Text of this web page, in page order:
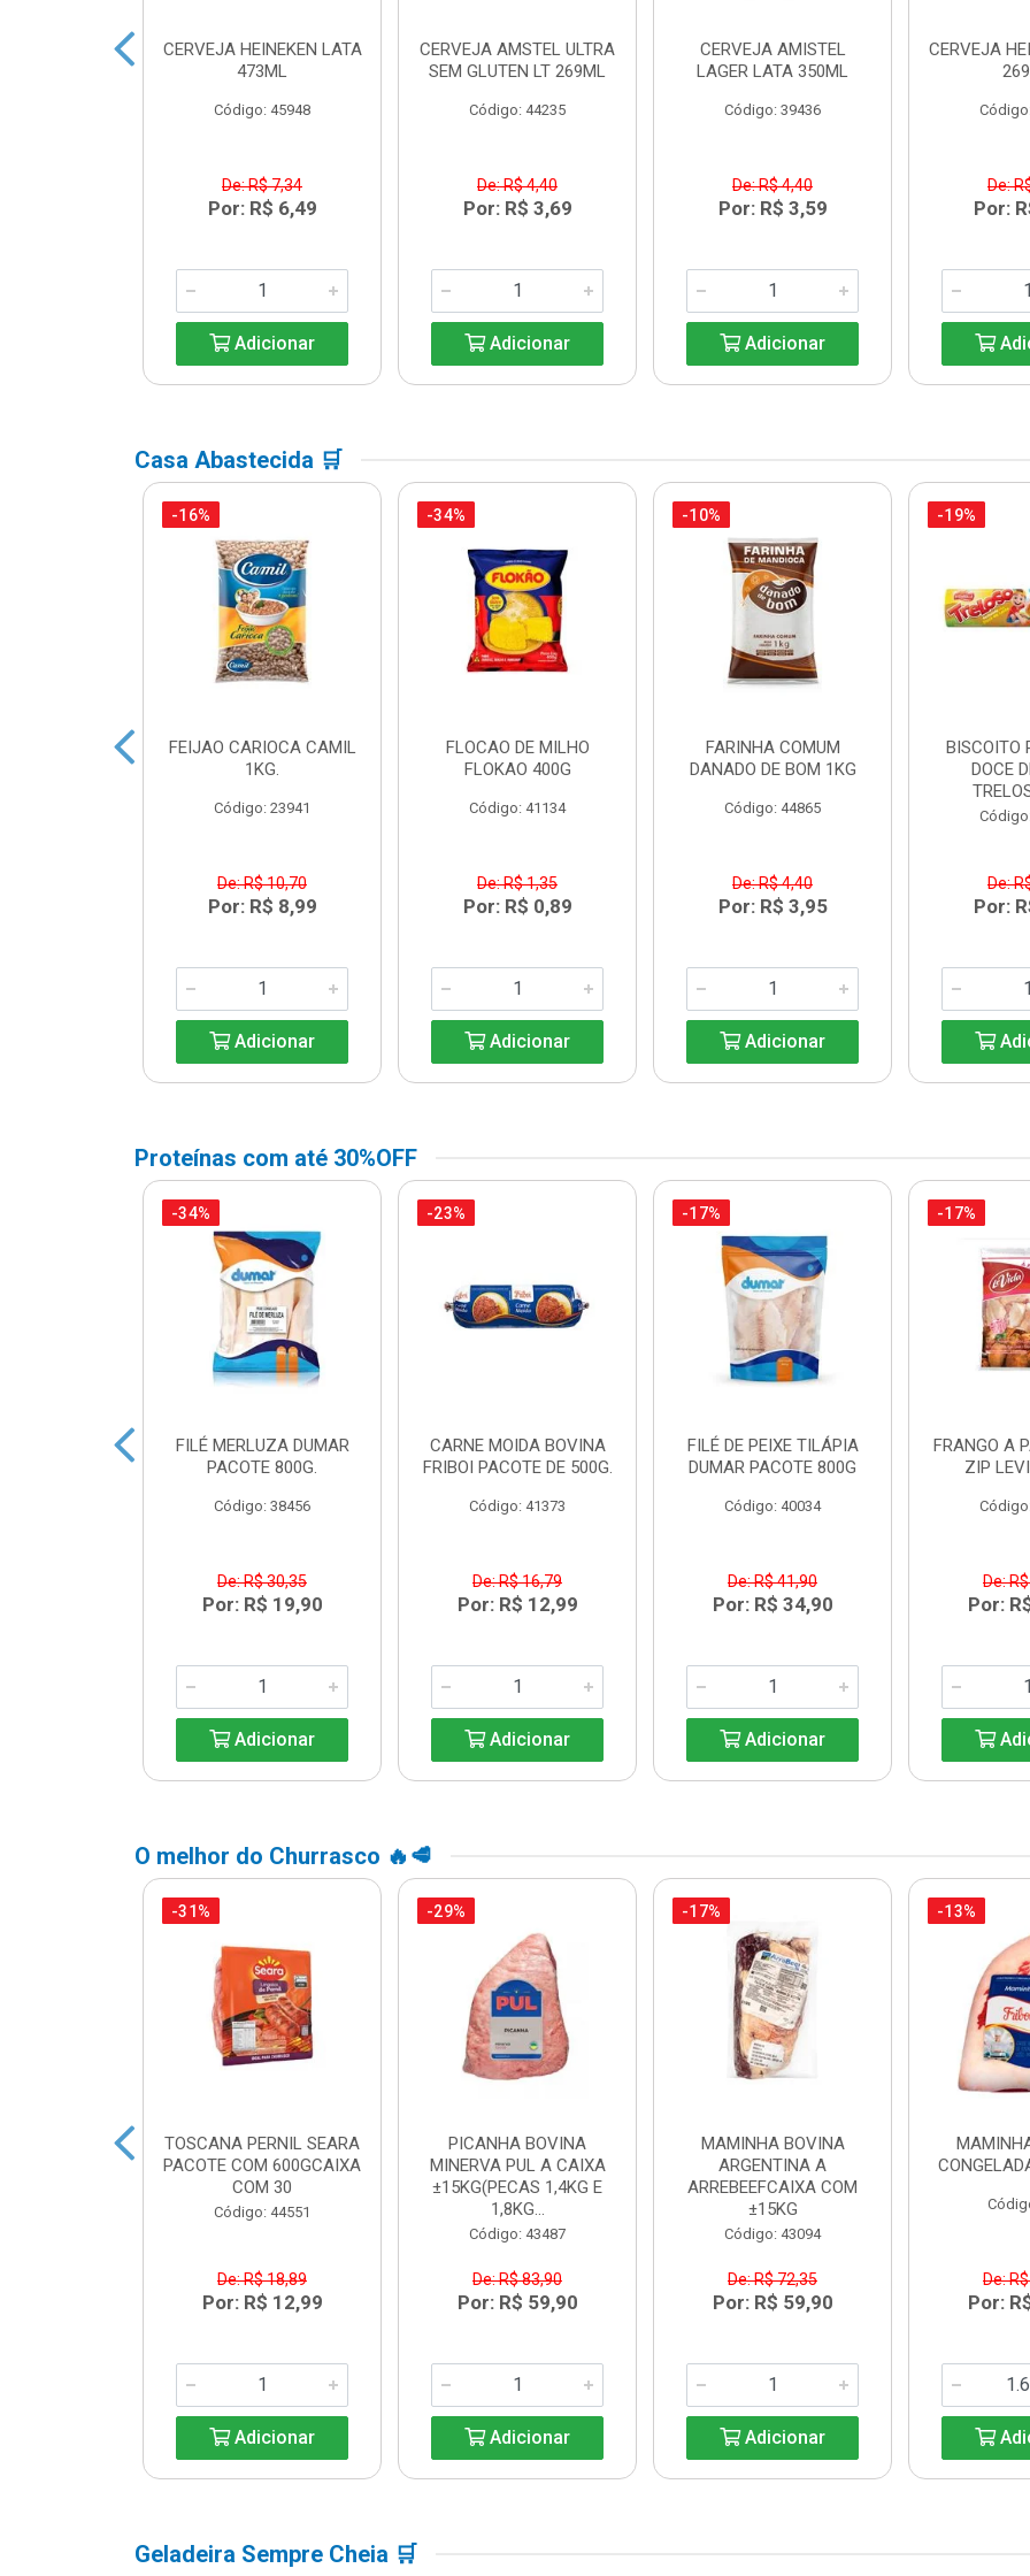
CERVEJA HEINEKEN LATA
473ML
Código: 45948
De: R$ 7,34
Por: R$ 6,49
Adicionar
CERVEJA AMSTEL ULTRA
SEM GLUTEN LT 269ML
Código: 44235
De: R$ 4,40
Por: R$ 3,69
Adicionar
CERVEJA AMISTEL
LAGER LATA 350ML
Código: 39436
De: R$ 4,40
Por: R$ 3,59
Adicionar
CERVEJA
De:
Por:
Casa Abastecida 🛒
-16%
FEIJAO CARIOCA CAMIL
1KG.
Código: 23941
De: R$ 10,70
Por: R$ 8,99
Adicionar
-34%
FLOCAO DE MILHO
FLOKAO 400G
Código: 41134
De: R$ 1,35
Por: R$ 0,89
Adicionar
-10%
FARINHA COMUM
DANADO DE BOM 1KG
Código: 44865
De: R$ 4,40
Por: R$ 3,95
Adicionar
-19%
BISCOITO
DOCE
De:
Por:
Proteínas com até 30%OFF
-34%
FILÉ MERLUZA DUMAR
PACOTE 800G.
Código: 38456
De: R$ 30,35
Por: R$ 19,90
Adicionar
-23%
CARNE MOIDA BOVINA
FRIBOI PACOTE DE 500G.
Código: 41373
De: R$ 16,79
Por: R$ 12,99
Adicionar
-17%
FILÉ DE PEIXE TILÁPIA
DUMAR PACOTE 800G
Código: 40034
De: R$ 41,90
Por: R$ 34,90
Adicionar
-17%
FRANGO A
ZIP
De:
Por:
O melhor do Churrasco 🔥🥩
-31%
TOSCANA PERNIL SEARA
PACOTE COM 600GCAIXA
COM 30
Código: 44551
De: R$ 18,89
Por: R$ 12,99
Adicionar
-29%
PICANHA BOVINA
MINERVA PUL A CAIXA
±15KG(PECAS 1,4KG E
1,8KG...
Código: 43487
De: R$ 83,90
Por: R$ 59,90
Adicionar
-17%
MAMINHA BOVINA
ARGENTINA A
ARREBEEFCAIXA COM
±15KG
Código: 43094
De: R$ 72,35
Por: R$ 59,90
Adicionar
-13%
De:
Por:
Geladeira Sempre Cheia 🛒